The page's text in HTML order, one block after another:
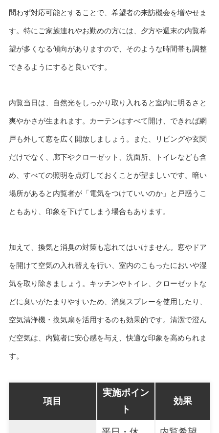
問わず対応可能とすることで、希望者の来訪機会を増やせま
す。特にご家族連れやお勤めの方には、夕方や週末の内覧希
望が多くなる傾向がありますので、そのような時間帯も調整
できるようにすると良いです。
内覧当日は、自然光をしっかり取り入れると室内に明るさと
爽やかさが生まれます。カーテンはすべて開け、できれば網
戸も外して窓を広く開放しましょう。また、リビングや玄関
だけでなく、廊下やクローゼット、洗面所、トイレなども含
め、すべての照明を点灯しておくことが望ましいです。暗い
場所があると内覧者が「電気をつけていいのか」と戸惑うこ
ともあり、印象を下げてしまう場合もあります。
加えて、換気と消臭の対策も忘れてはいけません。窓やドア
を開けて空気の入れ替えを行い、室内のこもったにおいや湿
気を取り除きましょう。キッチンやトイレ、クローゼットな
どに臭いがたまりやすいため、消臭スプレーを使用したり、
空気清浄機・換気扇を活用するのも効果的です。清潔で澄ん
だ空気は、内覧者に安心感を与え、快適な印象を高められま
す。
項目
実施ポイン
ト
効果